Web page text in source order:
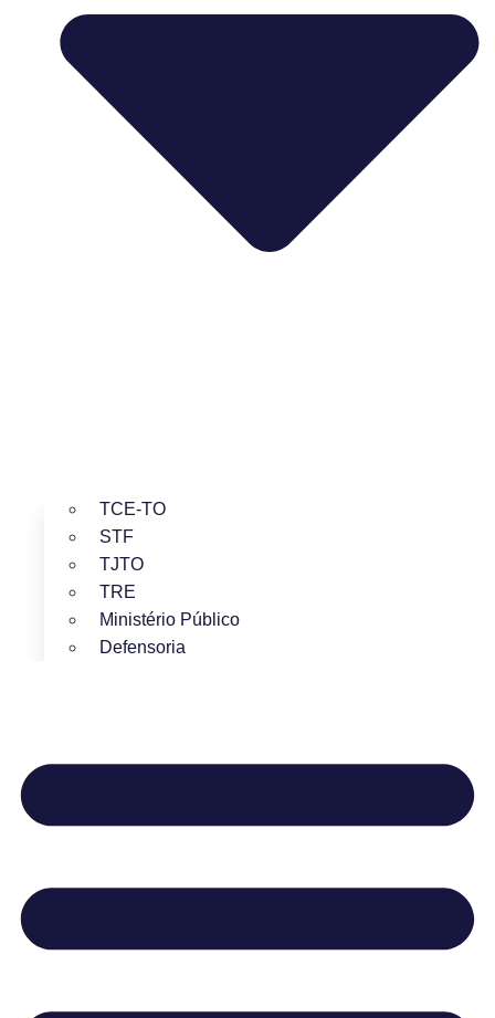
TCE-TO
STF
TJTO
TRE
Ministério Público
Defensoria